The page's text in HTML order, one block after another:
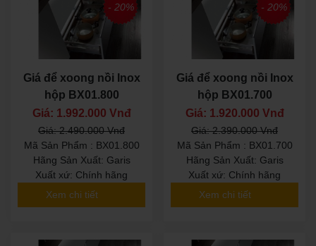
- 20%
Giá để xoong nồi Inox
hộp BX01.800
Giá: 1.992.000 Vnđ
Giá: 2.490.000 Vnđ
Mã Sản Phẩm : BX01.800
Hãng Sản Xuất: Garis
Xuất xứ: Chính hãng
Xem chi tiết
- 20%
Giá để xoong nồi Inox
hộp BX01.700
Giá: 1.920.000 Vnđ
Giá: 2.390.000 Vnđ
Mã Sản Phẩm : BX01.700
Hãng Sản Xuất: Garis
Xuất xứ: Chính hãng
Xem chi tiết